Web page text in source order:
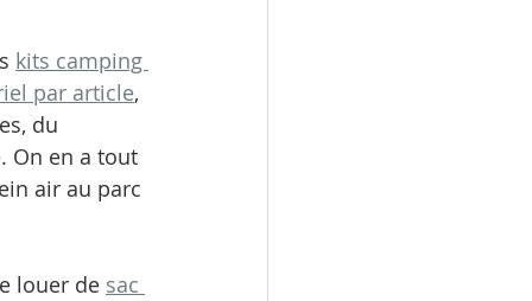
kits camping
par article,
du
On en a tout
air au parc
louer de sac